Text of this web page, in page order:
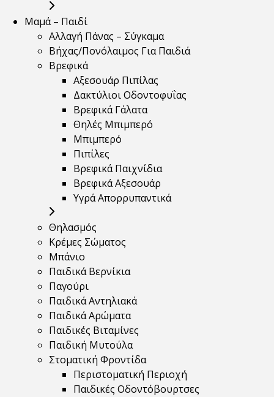
Μαμά – Παιδί
Αλλαγή Πάνας – Σύγκαμα
Βήχας/Πονόλαιμος Για Παιδιά
Βρεφικά
Αξεσουάρ Πιπίλας
Δακτύλιοι Οδοντοφυΐας
Βρεφικά Γάλατα
Θηλές Μπιμπερό
Μπιμπερό
Πιπίλες
Βρεφικά Παιχνίδια
Βρεφικά Αξεσουάρ
Υγρά Απορρυπαντικά
Θηλασμός
Κρέμες Σώματος
Μπάνιο
Παιδικά Βερνίκια
Παγούρι
Παιδικά Αντηλιακά
Παιδικά Αρώματα
Παιδικές Βιταμίνες
Παιδική Μυτούλα
Στοματική Φροντίδα
Περιστοματική Περιοχή
Παιδικές Οδοντόβουρτσες